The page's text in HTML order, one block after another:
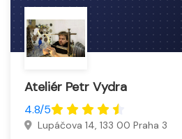
Ateliér Petr Vydra
4.8/5
Lupáčova 14, 133 00 Praha 3